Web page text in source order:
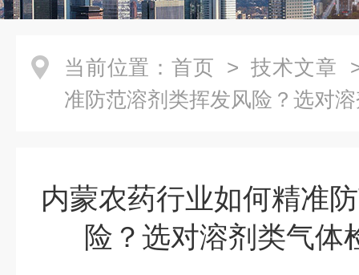
当前位置： 首页 > 技术文章
准防范溶剂类挥发风险？选对
内蒙农药行业如何精准
险？选对溶剂类气体